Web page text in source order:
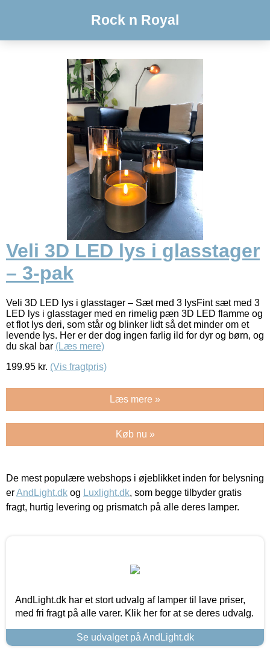
Rock n Royal
Veli 3D LED lys i glasstager
– 3-pak
Veli 3D LED lys i glasstager – Sæt med 3 lysFint sæt med 3
LED lys i glasstager med en rimelig pæn 3D LED flamme og
et flot lys deri, som står og blinker lidt så det minder om et
levende lys. Her er der dog ingen farlig ild for dyr og børn, og
du skal bar (Læs mere)
199.95 kr. (Vis fragtpris)
Læs mere »
Køb nu »
De mest populære webshops i øjeblikket inden for belysning
erAndLight.dk og Luxlight.dk, som begge tilbyder gratis
fragt, hurtig levering og prismatch på alle deres lamper.
AndLight.dk har et stort udvalg af lamper til lave priser,
med fri fragt på alle varer. Klik her for at se deres udvalg.
Se udvalget på AndLight.dk